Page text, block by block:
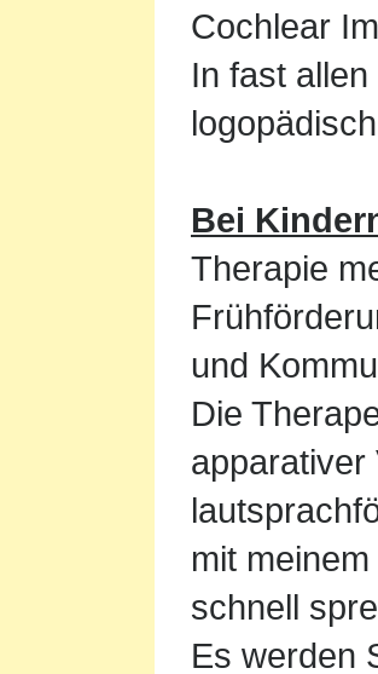
Cochlear
In fast
Bei
Therapie
und
Die
apparativer
mit
schnell
Es werden